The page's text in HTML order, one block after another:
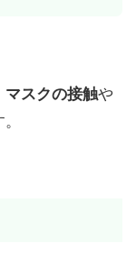
マスクの接触や